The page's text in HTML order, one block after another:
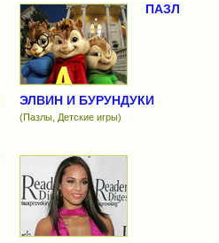
ПАЗЛ
ЭЛВИН И БУРУНДУКИ
(Пазлы, Детские игры)